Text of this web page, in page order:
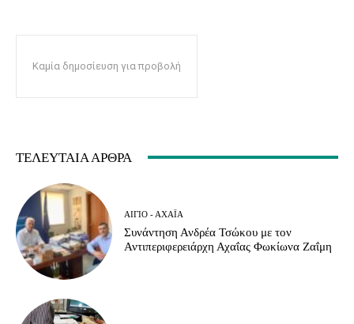
Καμία δημοσίευση για προβολή
ΤΕΛΕΥΤΑΊΑ ΆΡΘΡΑ
ΑΊΓΙΟ - ΑΧΑΪ́Α
Συνάντηση Ανδρέα Τσώκου με τον
Αντιπεριφερειάρχη Αχαΐας Φωκίωνα Ζαΐμη